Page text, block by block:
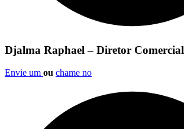
Djalma Raphael – Diretor Comercial
Envie um ou chame no